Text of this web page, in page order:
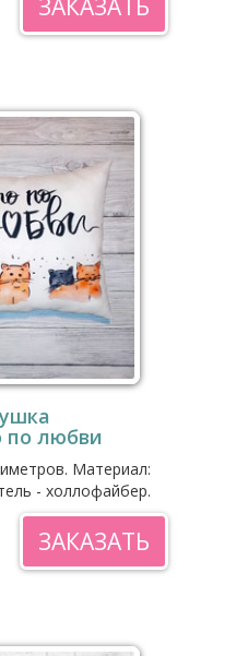
ЗАКАЗАТЬ
по любви
Материал:
- холлофайбер.
ЗАКАЗАТЬ